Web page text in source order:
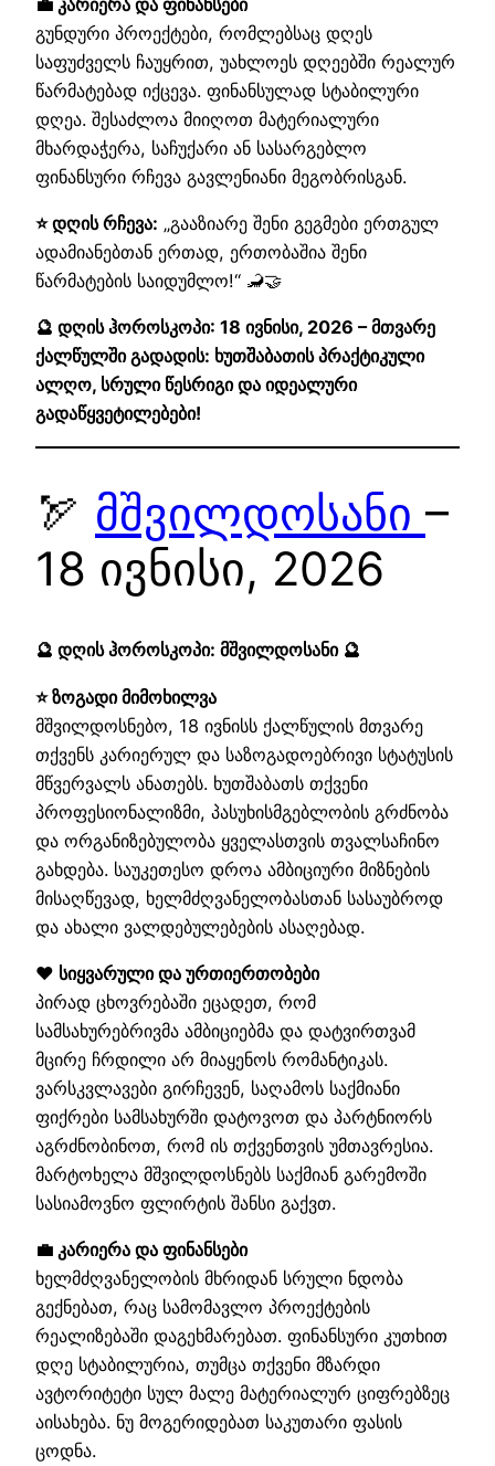
გუნდური პროექტები, რომლებსაც დღეს
საფუძველს ჩაუყრით, უახლოეს დღეებში რეალურ
წარმატებად იქცევა. ფინანსულად სტაბილური
დღეა. შესაძლოა მიიღოთ მატერიალური
მხარდაჭერა, საჩუქარი ან სასარგებლო
ფინანსური რჩევა გავლენიანი მეგობრისგან.
⭐ დღის რჩევა: „გააზიარე შენი გეგმები ერთგულ
ადამიანებთან ერთად, ერთობაშია შენი
წარმატების საიდუმლო!“ 🦂🤝
🔮 დღის ჰოროსკოპი: 18 ივნისი, 2026 – მთვარე
ქალწულში გადადის: ხუთშაბათის პრაქტიკული
ალღო, სრული წესრიგი და იდეალური
გადაწყვეტილებები!
🏹 მშვილდოსანი –
18 ივნისი, 2026
🔮 დღის ჰოროსკოპი: მშვილდოსანი 🔮
⭐ ზოგადი მიმოხილვა
მშვილდოსნებო, 18 ივნისს ქალწულის მთვარე
თქვენს კარიერულ და საზოგადოებრივი სტატუსის
მწვერვალს ანათებს. ხუთშაბათს თქვენი
პროფესიონალიზმი, პასუხისმგებლობის გრძნობა
და ორგანიზებულობა ყველასთვის თვალსაჩინო
გახდება. საუკეთესო დროა ამბიციური მიზნების
მისაღწევად, ხელმძღვანელობასთან სასაუბროდ
და ახალი ვალდებულებების ასაღებად.
❤️ სიყვარული და ურთიერთობები
პირად ცხოვრებაში ეცადეთ, რომ
სამსახურებრივმა ამბიციებმა და დატვირთვამ
მცირე ჩრდილი არ მიაყენოს რომანტიკას.
ვარსკვლავები გირჩევენ, საღამოს საქმიანი
ფიქრები სამსახურში დატოვოთ და პარტნიორს
აგრძნობინოთ, რომ ის თქვენთვის უმთავრესია.
მარტოხელა მშვილდოსნებს საქმიან გარემოში
სასიამოვნო ფლირტის შანსი გაქვთ.
💼 კარიერა და ფინანსები
ხელმძღვანელობის მხრიდან სრული ნდობა
გექნებათ, რაც სამომავლო პროექტების
რეალიზებაში დაგეხმარებათ. ფინანსური კუთხით
დღე სტაბილურია, თუმცა თქვენი მზარდი
ავტორიტეტი სულ მალე მატერიალურ ციფრებზეც
აისახება. ნუ მოგერიდებათ საკუთარი ფასის
ცოდნა.